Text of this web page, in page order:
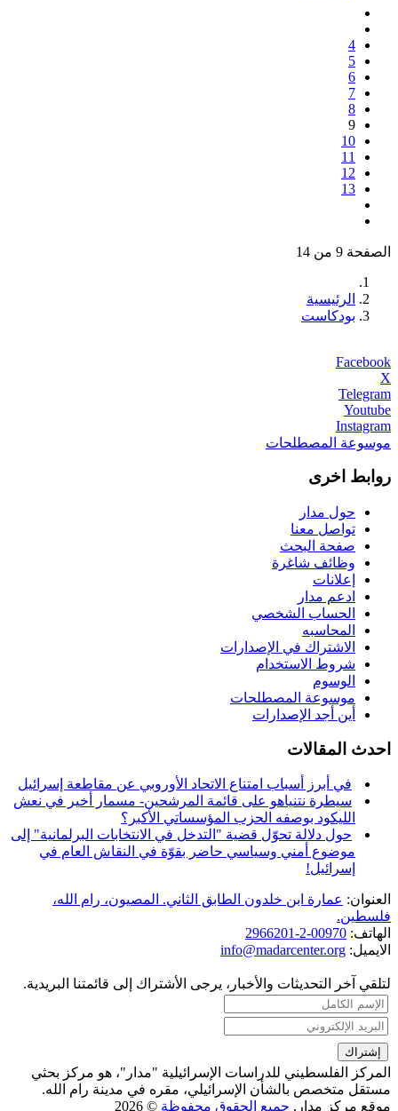
4
5
6
7
8
9
10
11
12
13
الصفحة 9 من 14
الرئيسية
بودكاست
Facebook
X
Telegram
Youtube
Instagram
موسوعة المصطلحات
روابط اخرى
حول مدار
تواصل معنا
صفحة البحث
وظائف شاغرة
إعلانات
ادعم مدار
الحساب الشخصي
المحاسبه
الاشتراك في الإصدارات
شروط الاستخدام
الوسوم
موسوعة المصطلحات
أين أجد الإصدارات
احدث المقالات
في أبرز أسباب امتناع الاتحاد الأوروبي عن مقاطعة إسرائيل
سيطرة نتنياهو على قائمة المرشحين- مسمار أخير في نعش
الليكود بوصفه الحزب المؤسساتي الأكبر؟
حول دلالة تحوّل قضية "التدخل في الانتخابات البرلمانية" إلى
موضوع أمني وسياسي حاضر بقوّة في النقاش العام في
إسرائيل!
العنوان: عمارة ابن خلدون الطابق الثاني. المصيون، رام الله،
فلسطين.
الهاتف: 00970-2-2966201
الايميل: info@madarcenter.org
لتلقي آخر التحديثات والأخبار، يرجى الأشتراك إلى قائمتنا البريدية.
المركز الفلسطيني للدراسات الإسرائيلية "مدار"، هو مركز بحثي
مستقل متخصص بالشأن الإسرائيلي، مقره في مدينة رام الله.
موقع مركز مدار, جميع الحقوق محفوظة © 2026